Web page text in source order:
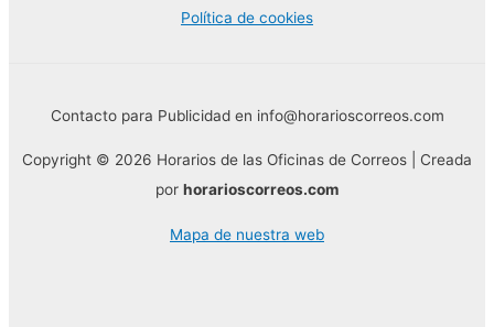
Política de cookies
Contacto para Publicidad en info@horarioscorreos.com
Copyright © 2026 Horarios de las Oficinas de Correos | Creada
por horarioscorreos.com
Mapa de nuestra web